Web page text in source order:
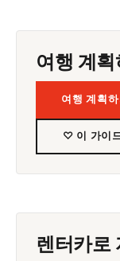
여행 계획
여행 계획
♡ 이 가이
렌터카로